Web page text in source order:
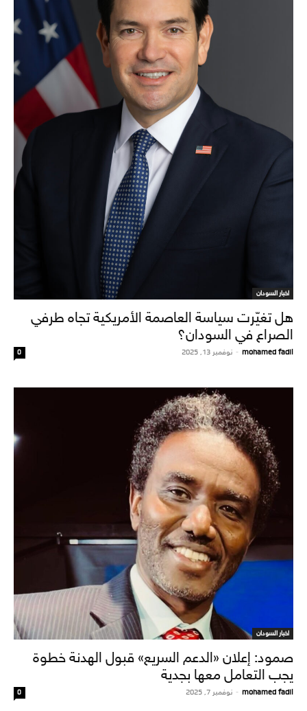
اخبار السودان
هل تغيّرت سياسة العاصمة الأمريكية تجاه طرفي
الصراع في السودان؟
mohamed fadil
- نوفمبر 13, 2025 0
اخبار السودان
صمود: إعلان «الدعم السريع» قبول الهدنة خطوة
يجب التعامل معها بجدية
mohamed fadil
- نوفمبر 7, 2025 0